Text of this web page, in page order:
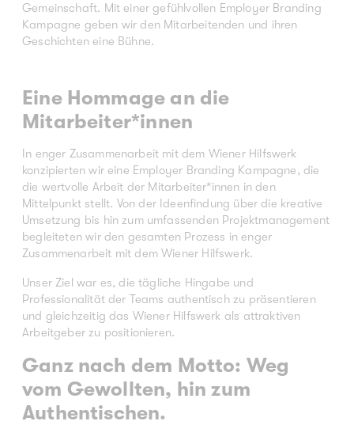
Gemeinschaft. Mit einer gefühlvollen Employer Branding
Kampagne geben wir den Mitarbeitenden und ihren
Geschichten eine Bühne.
Eine Hommage an die
Mitarbeiter*innen
In enger Zusammenarbeit mit dem Wiener Hilfswerk
konzipierten wir eine Employer Branding Kampagne, die
die wertvolle Arbeit der Mitarbeiter*innen in den
Mittelpunkt stellt. Von der Ideenfindung über die kreative
Umsetzung bis hin zum umfassenden Projektmanagement
begleiteten wir den gesamten Prozess in enger
Zusammenarbeit mit dem Wiener Hilfswerk.
Unser Ziel war es, die tägliche Hingabe und
Professionalität der Teams authentisch zu präsentieren
und gleichzeitig das Wiener Hilfswerk als attraktiven
Arbeitgeber zu positionieren.
Ganz nach dem Motto: Weg
vom Gewollten, hin zum
Authentischen.